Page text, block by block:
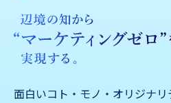
面白いコト・モノ・オリジナ